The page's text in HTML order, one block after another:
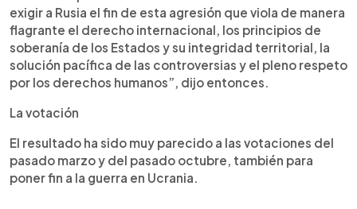
exigir a Rusia el fin de esta agresión que viola de manera
flagrante el derecho internacional, los principios de
soberanía de los Estados y su integridad territorial, la
solución pacífica de las controversias y el pleno respeto
por los derechos humanos”, dijo entonces.
La votación
El resultado ha sido muy parecido a las votaciones del
pasado marzo y del pasado octubre, también para
poner fin a la guerra en Ucrania.